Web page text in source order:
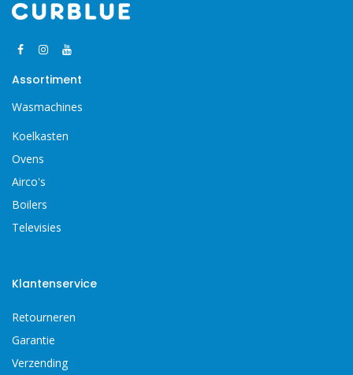
Assortiment
Wasmachines
Koelkasten
Ovens
Airco's
Boilers
Televisies
Klantenservice
Retourneren
Garantie
Verzending